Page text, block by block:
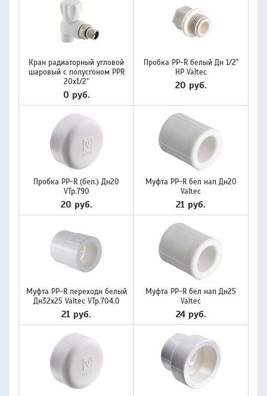
Кран радиаторный угловой
шаровый с полусгоном PPR
20х1/2"
0 руб.
Пробка PP-R белый Дн 1/2"
НР Valtec
20 руб.
Пробка PP-R (бел.) Дн20
VTp.790
20 руб.
Муфта PP-R бел нап Дн20
Valtec
21 руб.
Муфта PP-R переходн белый
Дн32х25 Valtec VTp.704.0
21 руб.
Муфта PP-R бел нап Дн25
Valtec
24 руб.